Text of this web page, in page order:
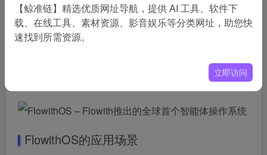
FlowithOS的性能表现
在Online-Mind 2 Web基准测试中，FlowithOS取得95
分的高分，远超、 等顶尖浏览器 Agent（平均最高分为
FlowithOS的应用场景
【鲸准链】精选优质网址导航，提供 AI 工具、软件下
载、在线工具、素材资源、影音娱乐等分类网址，助您快
速找到所需资源。
立即访问